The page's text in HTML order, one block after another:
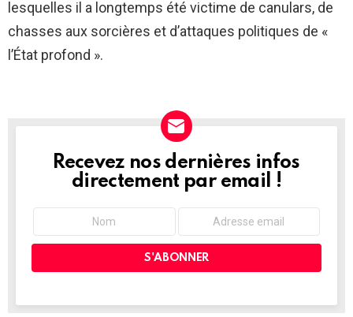
lesquelles il a longtemps été victime de canulars, de
chasses aux sorcières et d’attaques politiques de «
l’État profond ».
NEWSLETTER
Recevez nos dernières infos
directement par email !